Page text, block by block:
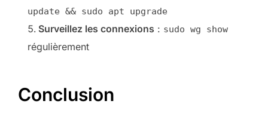
update && sudo apt upgrade
Surveillez les connexions : sudo wg show
régulièrement
Conclusion